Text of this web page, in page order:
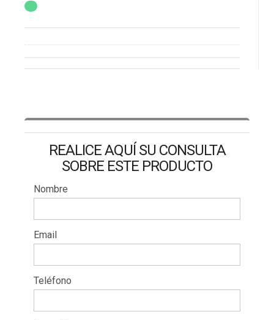
REALICE AQUÍ SU CONSULTA
SOBRE ESTE PRODUCTO
Nombre
Email
Teléfono